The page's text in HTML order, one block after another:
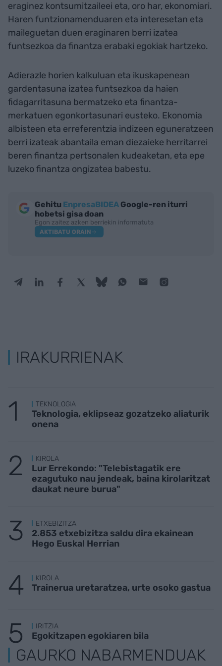
eraginez kontsumitzaileei eta, oro har, ekonomiari.
Haren funtzionamenduaren eta interesetan eta
maileguetan duen eraginaren berri izatea
funtsezkoa da finantza erabaki egokiak hartzeko.
Adierazle horien kalkuluan eta ikuskapenean
gardentasuna izatea funtsezkoa da haien
fidagarritasuna bermatzeko eta finantza-
merkatuen egonkortasunari eusteko. Ekonomia
albisteen eta erreferentzia indizeen eguneratzeen
berri izateak abantaila eman diezaieke herritarrei
beren finantza pertsonalen kudeaketan, eta epe
luzeko finantza ongizatea babestu.
Gehitu EnpresaBIDEA Google-ren iturri
hobetsi gisa doan
Egon zaitez azken berriekin informatuta
AKTIBATU ORAIN
IRAKURRIENAK
TEKNOLOGIA
Teknologia, eklipseaz gozatzeko aliaturik
onena
KIROLA
Lur Errekondo: "Telebistagatik ere
ezagutuko nau jendeak, baina kirolaritzat
daukat neure burua"
ETXEBIZITZA
2.853 etxebizitza saldu dira ekainean
Hego Euskal Herrian
KIROLA
Trainerua uretaratzea, urte osoko gastua
IRITZIA
Egokitzapen egokiaren bila
GAURKO NABARMENDUAK